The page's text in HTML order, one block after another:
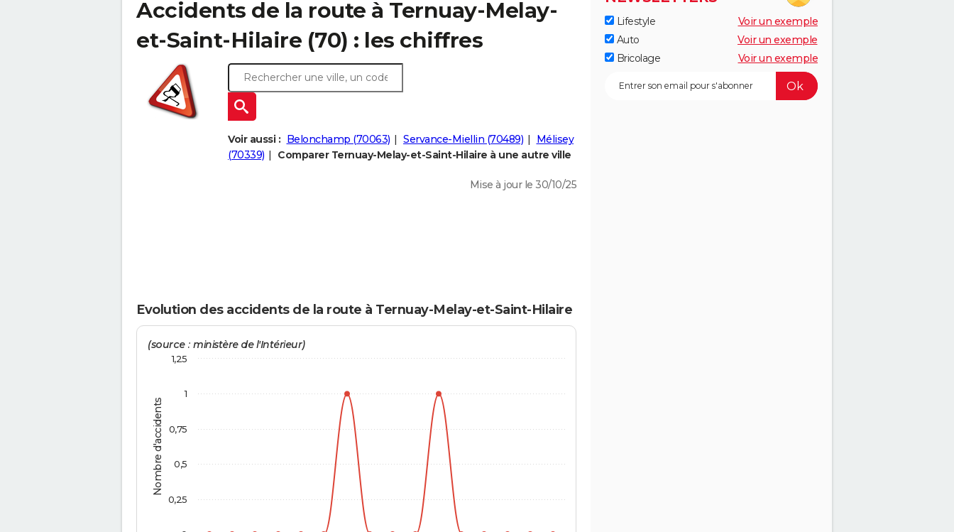
Accidents de la route à Ternuay-Melay-
et-Saint-Hilaire (70) : les chiffres
Voir aussi : Belonchamp (70063) Servance-Miellin (70489)
Mélisey
(70339)
Comparer Ternuay-Melay-et-Saint-Hilaire à une autre ville
Mise à jour le 30/10/25
Evolution des accidents de la route à Ternuay-Melay-et-Saint-Hilaire
Nombre d'accidents
(source : ministère de l'Intérieur)
0,25
0,5
0,75
1
1,25
Lifestyle
Voir un exemple
Auto
Voir un exemple
Bricolage
Voir un exemple